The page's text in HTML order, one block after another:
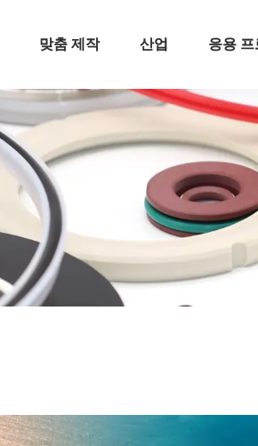
맞춤 제작 산업 응용 프